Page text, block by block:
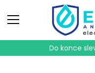
Do konce